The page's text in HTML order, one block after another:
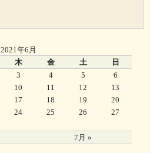
2021年6月
木 金 土 日
7月 »
3 4 5
6
10 11 12
13
17 18 19
20
24 25 26
27